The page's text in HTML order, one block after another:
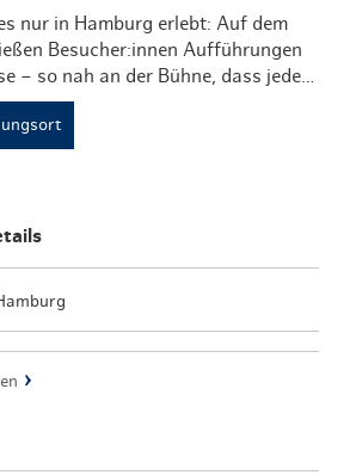
nur in Hamburg erlebt: Auf dem
Besucher:innen Aufführungen
– so nah an der Bühne, dass jede…